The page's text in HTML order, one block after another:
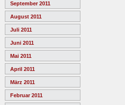
September 2011
August 2011
Juli 2011
Juni 2011
Mai 2011
April 2011
März 2011
Februar 2011